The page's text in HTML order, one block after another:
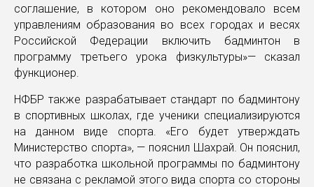
соглашение, в котором оно рекомендовало всем
управлениям образования во всех городах и весях
Российской Федерации включить бадминтон в
программу третьего урока физкультуры»— сказал
функционер.
НФБР также разрабатывает стандарт по бадминтону
в спортивных школах, где ученики специализируются
на данном виде спорта. «Его будет утверждать
Министерство спорта», — пояснил Шахрай. Он пояснил,
что разработка школьной программы по бадминтону
не связана с рекламой этого вида спорта со стороны